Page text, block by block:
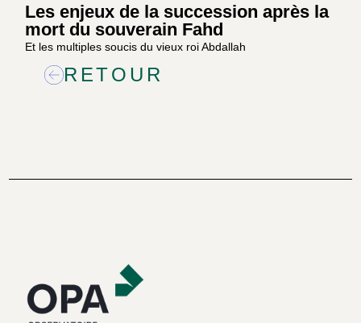
Les enjeux de la succession après la
mort du souverain Fahd
Et les multiples soucis du vieux roi Abdallah
RETOUR